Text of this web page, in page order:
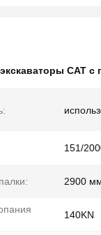
CAT с
151/
2900
140KN